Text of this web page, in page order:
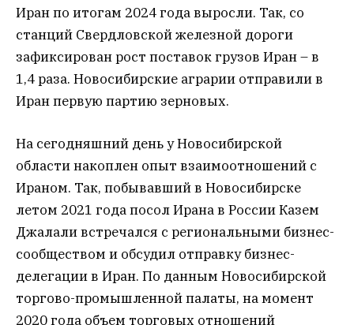
Иран по итогам 2024 года выросли. Так, со
станций Свердловской железной дороги
зафиксирован рост поставок грузов Иран – в
1,4 раза. Новосибирские аграрии отправили в
Иран первую партию зерновых.
На сегодняшний день у Новосибирской
области накоплен опыт взаимоотношений с
Ираном. Так, побывавший в Новосибирске
летом 2021 года посол Ирана в России Казем
Джалали встречался с региональными бизнес-
сообществом и обсудил отправку бизнес-
делегации в Иран. По данным Новосибирской
торгово-промышленной палаты, на момент
2020 года объем торговых отношений